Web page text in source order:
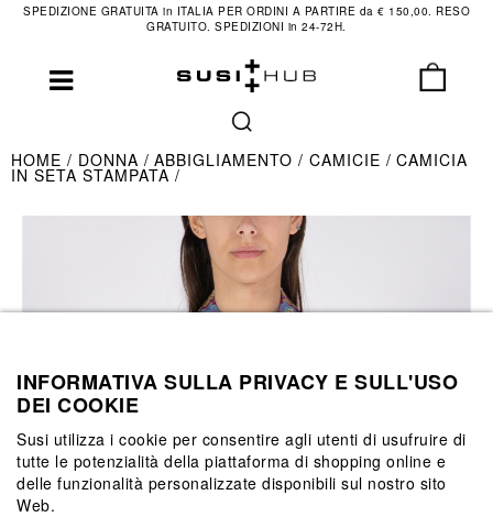
SPEDIZIONE GRATUITA in ITALIA PER ORDINI A PARTIRE da € 150,00. RESO
GRATUITO. SPEDIZIONI in 24-72H.
HOME DONNA ABBIGLIAMENTO CAMICIE CAMICIA
IN SETA STAMPATA
INFORMATIVA SULLA PRIVACY E SULL'USO
DEI COOKIE
Susi utilizza i cookie per consentire agli utenti di usufruire di
tutte le potenzialità della piattaforma di shopping online e
delle funzionalità personalizzate disponibili sul nostro sito
Web.